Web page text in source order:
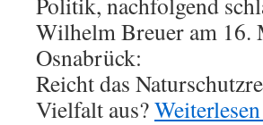
Wilhelm Breuer am 16.
Osnabrück:
Reicht das
Vielfalt aus?Weiterlesen